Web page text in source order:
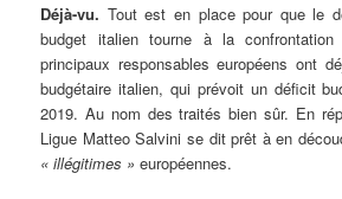
Déjà-vu. Tout est en place pour que le
budget italien tourne à la
principaux responsables européens ont
budgétaire italien, qui prévoit un déficit
2019. Au nom des traités bien sûr. En
Ligue Matteo Salvini se dit prêt à en
« illégitimes » européennes.